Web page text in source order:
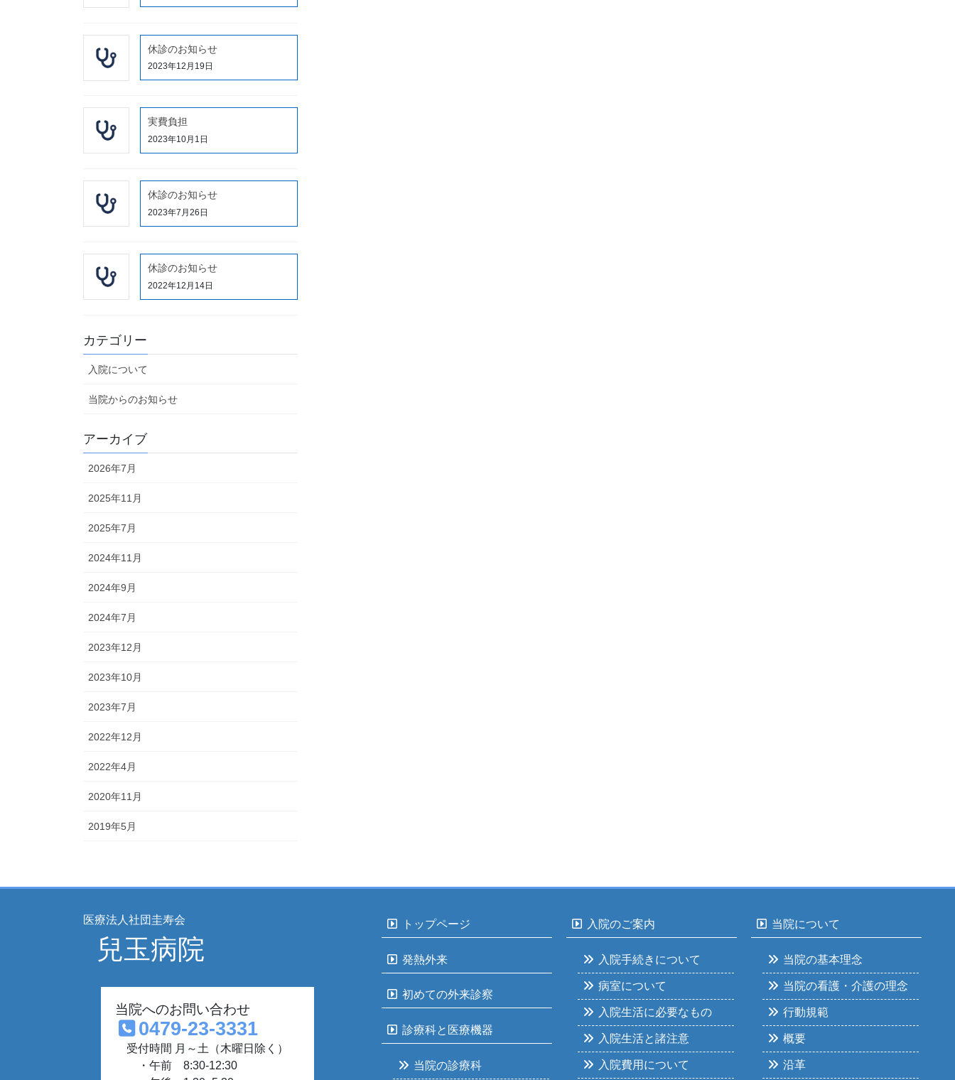
休診のお知らせ
2023年12月19日
実費負担
2023年10月1日
休診のお知らせ
2023年7月26日
休診のお知らせ
2022年12月14日
カテゴリー
入院について
当院からのお知らせ
アーカイブ
2026年7月
2025年11月
2025年7月
2024年11月
2024年9月
2024年7月
2023年12月
2023年10月
2023年7月
2022年12月
2022年4月
2020年11月
2019年5月
医療法人社団圭寿会
兒玉病院
当院へのお問い合わせ
0479-23-3331
受付時間 月～土（木曜日除く）
・午前 8:30-12:30
トップページ
発熱外来
初めての外来診察
診療科と医療機器
当院の診療科
入院のご案内
入院手続きについて
病室について
入院生活に必要なもの
入院生活と諸注意
入院費用について
当院について
当院の基本理念
当院の看護・介護の理念
行動規範
概要
沿革